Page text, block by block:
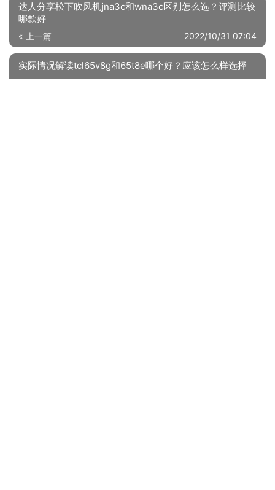
达人分享松下吹风机jna3c和wna3c区别怎么选？评测比较
哪款好
« 上一篇 2022/10/31 07:04
实际情况解读tcl65v8g和65t8e哪个好？应该怎么样选择